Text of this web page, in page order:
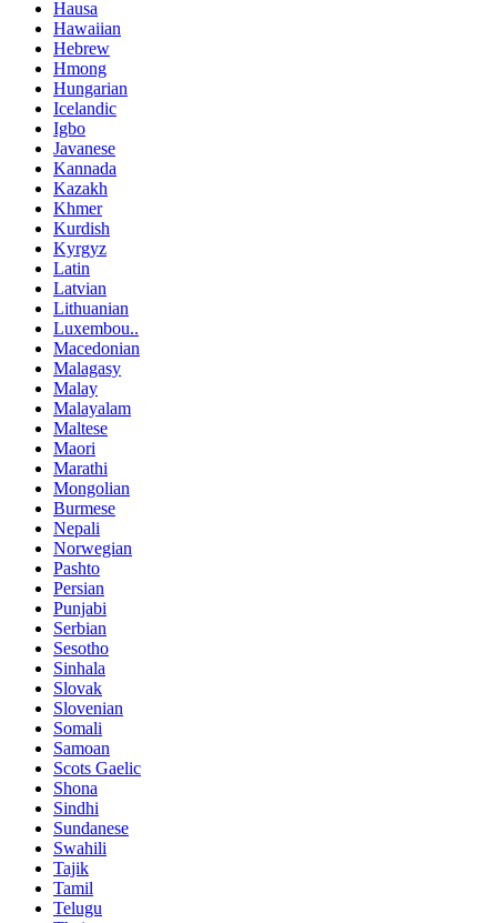
Hausa
Hawaiian
Hebrew
Hmong
Hungarian
Icelandic
Igbo
Javanese
Kannada
Kazakh
Khmer
Kurdish
Kyrgyz
Latin
Latvian
Lithuanian
Luxembou..
Macedonian
Malagasy
Malay
Malayalam
Maltese
Maori
Marathi
Mongolian
Burmese
Nepali
Norwegian
Pashto
Persian
Punjabi
Serbian
Sesotho
Sinhala
Slovak
Slovenian
Somali
Samoan
Scots Gaelic
Shona
Sindhi
Sundanese
Swahili
Tajik
Tamil
Telugu